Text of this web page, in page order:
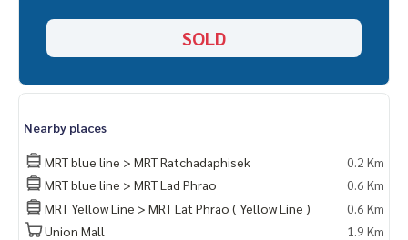
SOLD
Nearby places
MRT blue line > MRT Ratchadaphisek
0.2 Km
MRT blue line > MRT Lad Phrao
0.6 Km
MRT Yellow Line > MRT Lat Phrao ( Yellow Line )
0.6 Km
Union Mall
1.9 Km